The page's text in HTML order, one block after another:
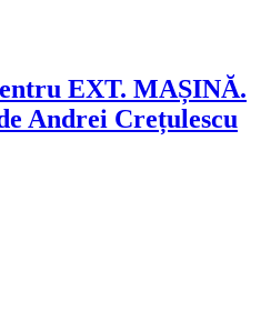
EXT. MAȘINĂ.
Andrei Crețulescu